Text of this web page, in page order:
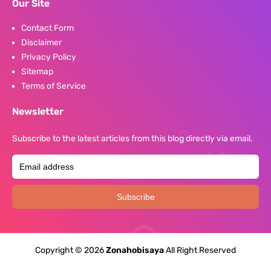
Our Site
Contact Form
Disclaimer
Privacy Policy
Sitemap
Terms of Service
Newsletter
Subscribe to the latest articles from this blog directly via email.
Copyright © 2026ZonahobisayaAll Right Reserved